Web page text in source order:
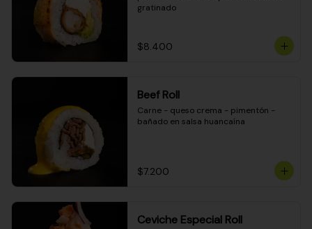
gratinado
$8.400
Beef Roll
Carne - queso crema - pimentón -
bañado en salsa huancaína
$7.200
Ceviche Especial Roll